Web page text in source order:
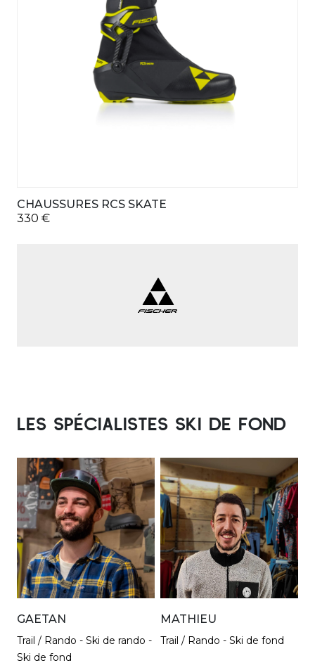
CHAUSSURES RCS SKATE
330 €
LES SPÉCIALISTES SKI DE FOND
GAETAN
Trail / Rando
Ski de rando
Ski de fond
MATHIEU
Trail / Rando Ski de fond